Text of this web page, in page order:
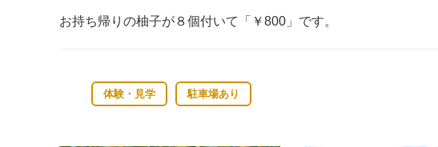
お持ち帰りの柚子が８個付いて「￥800」です。
体験・見学 駐車場あり